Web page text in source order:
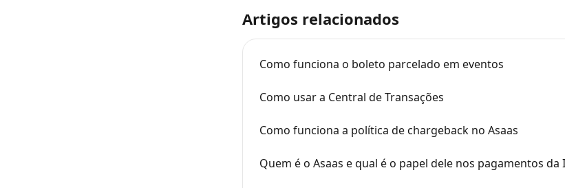
Artigos relacionados
Como funciona o boleto parcelado em eventos
Como usar a Central de Transações
Como funciona a política de chargeback no Asaas
Quem é o Asaas e qual é o papel dele nos pagamentos da